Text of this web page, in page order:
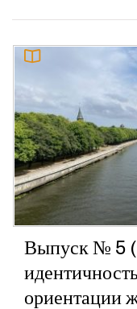
Выпуск № 5
ориентации